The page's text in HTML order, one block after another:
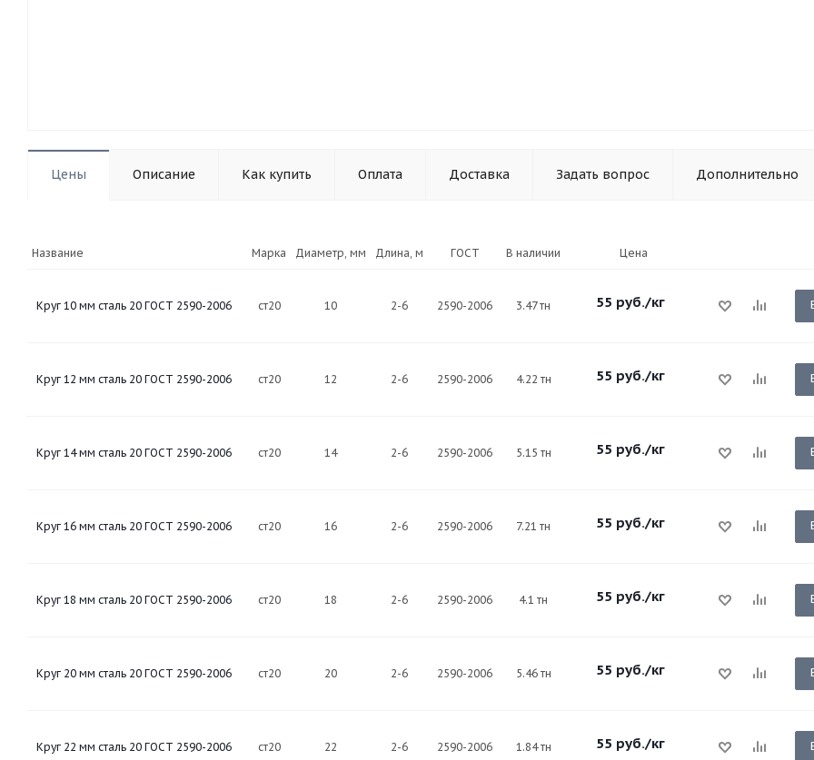
Цены Описание Как купить Оплата Доставка Задать вопрос Дополнительно
Название Марка Диаметр, мм Длина, м ГОСТ В наличии Цена
Круг 10 мм сталь 20 ГОСТ 2590-2006 ст20 10 2-6 2590-2006 3.47 тн 55 руб./кг
Круг 12 мм сталь 20 ГОСТ 2590-2006 ст20 12 2-6 2590-2006 4.22 тн 55 руб./кг
Круг 14 мм сталь 20 ГОСТ 2590-2006 ст20 14 2-6 2590-2006 5.15 тн 55 руб./кг
Круг 16 мм сталь 20 ГОСТ 2590-2006 ст20 16 2-6 2590-2006 7.21 тн 55 руб./кг
Круг 18 мм сталь 20 ГОСТ 2590-2006 ст20 18 2-6 2590-2006 4.1 тн 55 руб./кг
Круг 20 мм сталь 20 ГОСТ 2590-2006 ст20 20 2-6 2590-2006 5.46 тн 55 руб./кг
Круг 22 мм сталь 20 ГОСТ 2590-2006 ст20 22 2-6 2590-2006 1.84 тн 55 руб./кг